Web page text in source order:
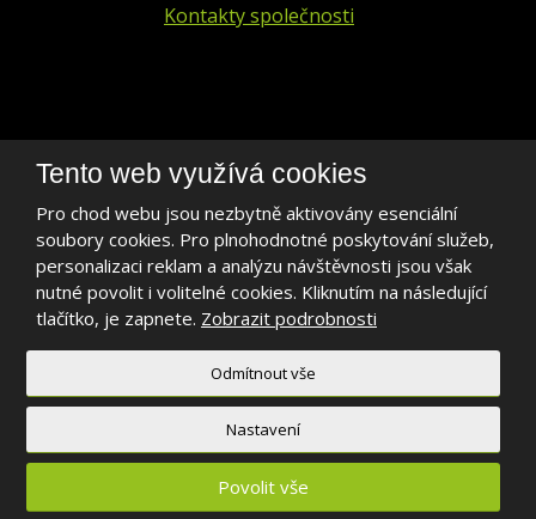
Kontakty společnosti
biogen@biogen.cz
LinkedIn
2026, BIOGEN PRAHA s.r.o.
Mapa stránek |Podmínky použití
Tento web využívá cookies
Pro chod webu jsou nezbytně aktivovány esenciální
soubory cookies. Pro plnohodnotné poskytování služeb,
personalizaci reklam a analýzu návštěvnosti jsou však
nutné povolit i volitelné cookies. Kliknutím na následující
tlačítko, je zapnete. Zobrazit podrobnosti
Odmítnout vše
Nastavení
Povolit vše